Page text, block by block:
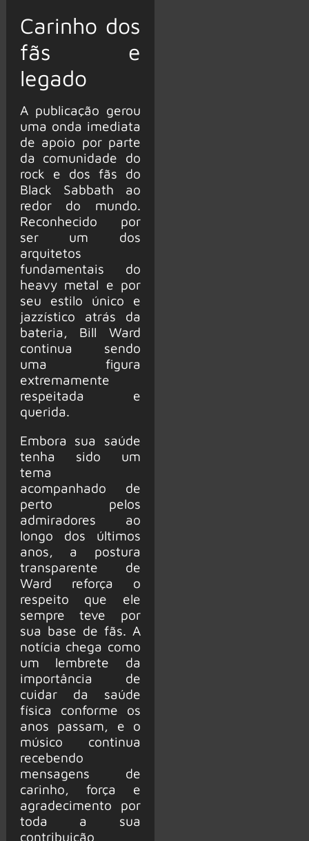
Carinho dos
fãs e
legado
A publicação gerou
uma onda imediata
de apoio por parte
da comunidade do
rock e dos fãs do
Black Sabbath ao
redor do mundo.
Reconhecido por
ser um dos
arquitetos
fundamentais do
heavy metal e por
seu estilo único e
jazzístico atrás da
bateria, Bill Ward
continua sendo
uma figura
extremamente
respeitada e
querida.
Embora sua saúde
tenha sido um
tema
acompanhado de
perto pelos
admiradores ao
longo dos últimos
anos, a postura
transparente de
Ward reforça o
respeito que ele
sempre teve por
sua base de fãs. A
notícia chega como
um lembrete da
importância de
cuidar da saúde
física conforme os
anos passam, e o
músico continua
recebendo
mensagens de
carinho, força e
agradecimento por
toda a sua
contribuição